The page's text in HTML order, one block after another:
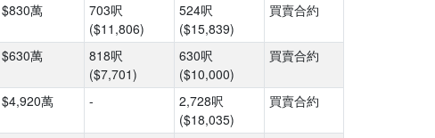
$830萬
703呎
($11,806)
524呎
($15,839)
買賣合約
$630萬
818呎
($7,701)
630呎
($10,000)
買賣合約
$4,920萬 -
2,728呎
($18,035)
買賣合約